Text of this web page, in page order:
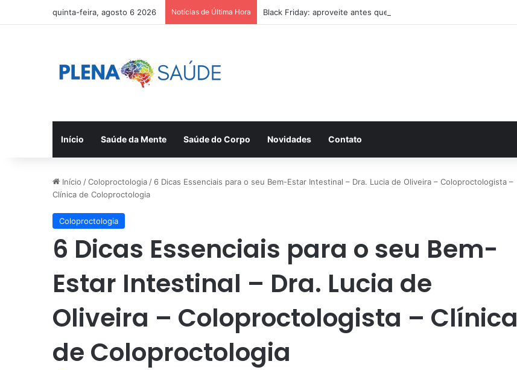
quinta-feira, agosto 6 2026 Notícias de Última Hora Black Friday: aproveite antes que acabe
Início Saúde da Mente Saúde do Corpo Novidades Contato
Início /Coloproctologia / 6 Dicas Essenciais para o seu Bem-Estar Intestinal – Dra. Lucia de Oliveira – Coloproctologista –
Clínica de Coloproctologia
Coloproctologia
6 Dicas Essenciais para o seu Bem-
Estar Intestinal – Dra. Lucia de
Oliveira – Coloproctologista – Clínica
de Coloproctologia